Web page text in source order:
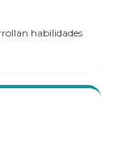
habilidades